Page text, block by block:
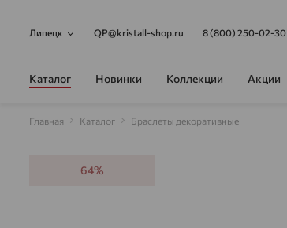
Липецк QP@kristall-shop.ru 8 (800) 250-02-30
Каталог Новинки Коллекции Акции
Главная Каталог Браслеты декоративные
64%